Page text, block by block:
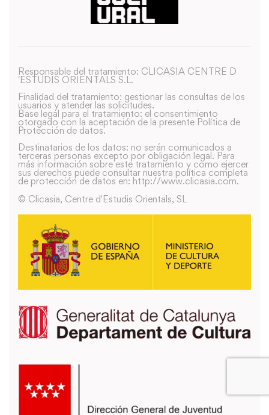
Responsable del tratamiento: CLICASIA CENTRE D
´ESTUDIS ORIENTALS S.L.
Finalidad del tratamiento: gestionar las consultas de los
usuarios y atender las solicitudes.
Base legal para el tratamiento: el consentimiento
otorgado con la aceptación de la presente Política de
Protección de datos.
Destinatarios de los datos: no serán comunicados a
terceras personas excepto por obligación legal. Para
más información sobre este tratamiento y como ejercer
sus derechos puede consultar nuestra política completa
de protección de datos en: http://www.clicasia.com.
© Clicasia, Centre d'Estudis Orientals, SL